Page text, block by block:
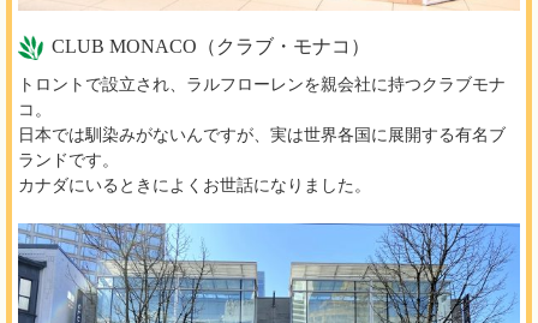
CLUB MONACO（クラブ・モナコ）
トロントで設立され、ラルフローレンを親会社に持つクラブモナ
コ。
日本では馴染みがないんですが、実は世界各国に展開する有名ブ
ランドです。
カナダにいるときによくお世話になりました。